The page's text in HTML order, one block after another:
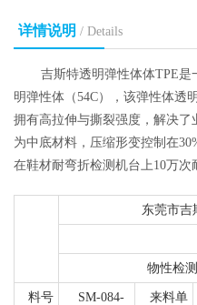
详情说明 / Details
吉斯特透明弹性体体TPE
明弹性体（54C），该弹性体透
拥有高拉伸与撕裂强度，解决
为中底材料，压缩形变控制在
在鞋材耐弯折检测机台上10万次
东莞市吉
物性检
料号 SM-084- 来料单